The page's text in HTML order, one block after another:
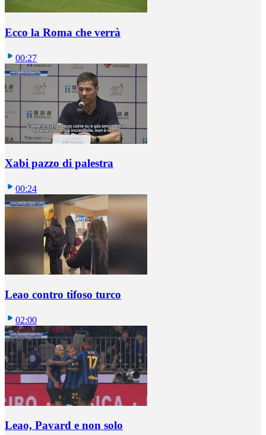
Ecco la Roma che verrà
00:27
Xabi pazzo di palestra
00:24
Leao contro tifoso turco
02:00
Leao, Pavard e non solo